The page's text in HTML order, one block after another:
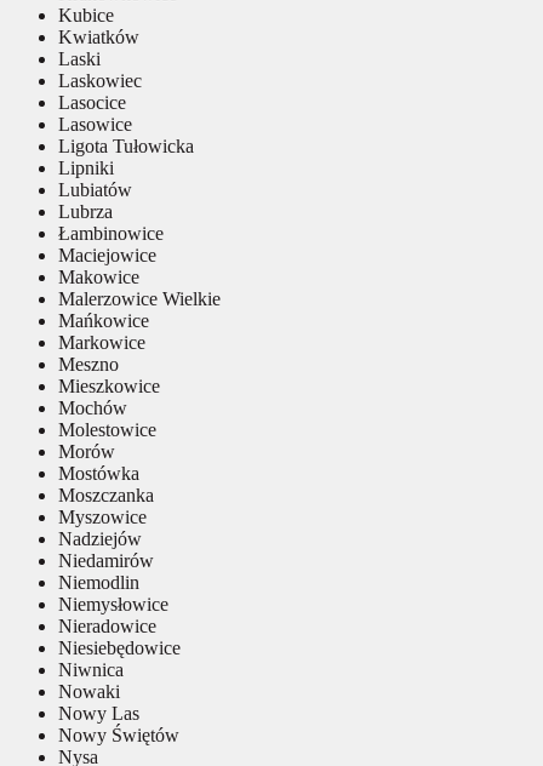
Kubice
Kwiatków
Laski
Laskowiec
Lasocice
Lasowice
Ligota Tułowicka
Lipniki
Lubiatów
Lubrza
Łambinowice
Maciejowice
Makowice
Malerzowice Wielkie
Mańkowice
Markowice
Meszno
Mieszkowice
Mochów
Molestowice
Morów
Mostówka
Moszczanka
Myszowice
Nadziejów
Niedamirów
Niemodlin
Niemysłowice
Nieradowice
Niesiebędowice
Niwnica
Nowaki
Nowy Las
Nowy Świętów
Nysa